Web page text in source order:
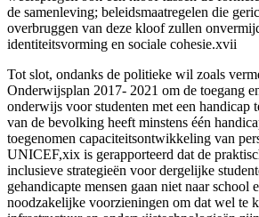
de samenleving; beleidsmaatregelen die
overbruggen van deze kloof zullen
identiteitsvorming en sociale cohesie.xvii
Tot slot, ondanks de politieke wil zoals
Onderwijsplan 2017- 2021 om de toegang
onderwijs voor studenten met een handicap
van de bevolking heeft minstens één
toegenomen capaciteitsontwikkeling van
UNICEF,xix is gerapporteerd dat de
inclusieve strategieën voor dergelijke
gehandicapte mensen gaan niet naar school
noodzakelijke voorzieningen om dat wel te